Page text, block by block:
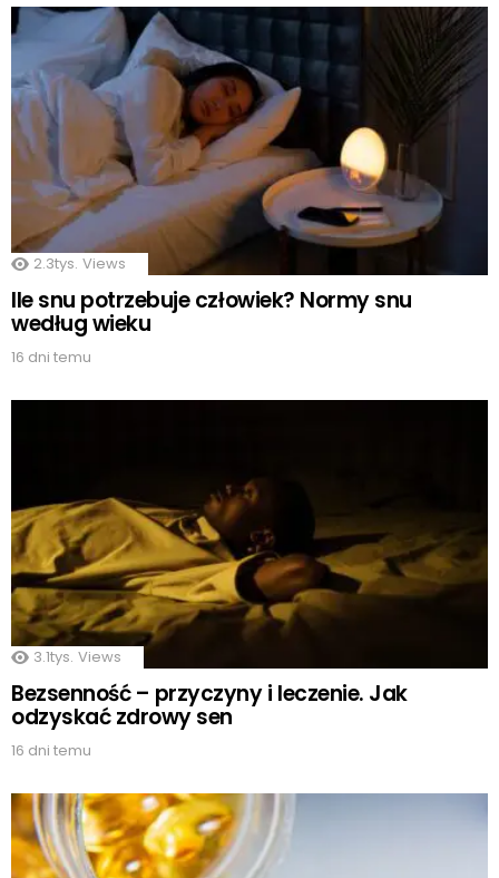
2.3tys. Views
Ile snu potrzebuje człowiek? Normy snu
według wieku
16 dni temu
3.1tys. Views
Bezsenność – przyczyny i leczenie. Jak
odzyskać zdrowy sen
16 dni temu